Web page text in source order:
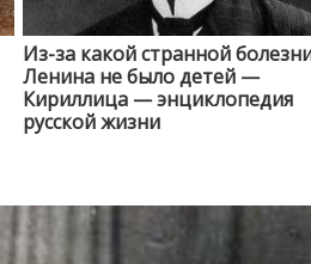
Из-за какой странной
Ленина не было детей —
Кириллица — энциклопедия
русской жизни